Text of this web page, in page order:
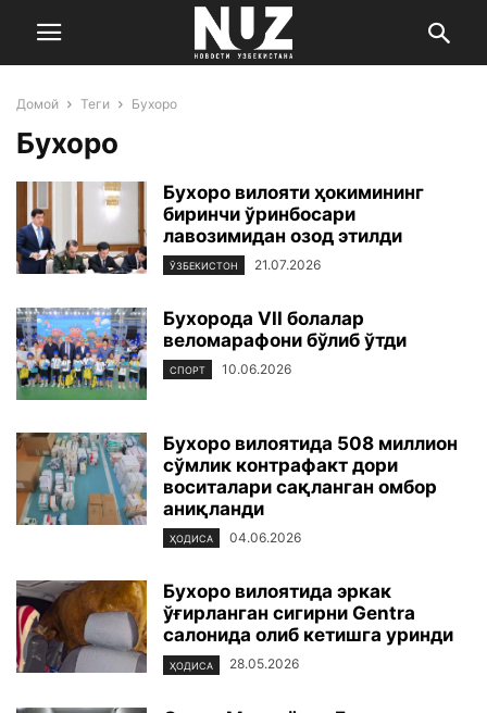
Домой Теги Бухоро
Бухоро
Бухоро вилояти ҳокимининг
биринчи ўринбосари
лавозимидан озод этилди
ЎЗБЕКИСТОН 21.07.2026
Бухорода VII болалар
веломарафони бўлиб ўтди
СПОРТ 10.06.2026
Бухоро вилоятида 508 миллион
сўмлик контрафакт дори
воситалари сақланган омбор
аниқланди
ҲОДИСА 04.06.2026
Бухоро вилоятида эркак
ўғирланган сигирни Gentra
салонида олиб кетишга уринди
ҲОДИСА 28.05.2026